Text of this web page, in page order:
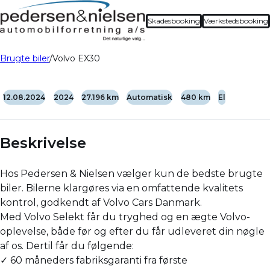
Skadesbooking Værkstedsbooking
Brugte biler Volvo EX30
12.08.2024 2024 27.196 km Automatisk 480 km El
Beskrivelse
Hos Pedersen & Nielsen vælger kun de bedste brugte
biler. Bilerne klargøres via en omfattende kvalitets
kontrol, godkendt af Volvo Cars Danmark.
Med Volvo Selekt får du tryghed og en ægte Volvo-
oplevelse, både før og efter du får udleveret din nøgle
af os. Dertil får du følgende:
✓ 60 måneders fabriksgaranti fra første